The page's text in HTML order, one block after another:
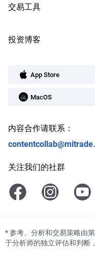
交易工具
投资博客
App Store
MacOS
内容合作请联系：
关注我们的社群
*参考、分析和交易策略由
于分析师的独立评估和判断